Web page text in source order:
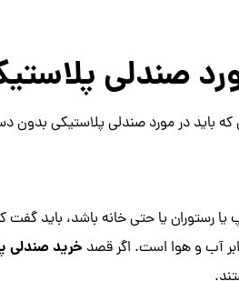
صندلی
باید در مورد صندلی پلاستیکی بدون
رستوران یا حتی خانه باشد، باید گفت
آب و هوا است. اگر قصد خرید صندلی